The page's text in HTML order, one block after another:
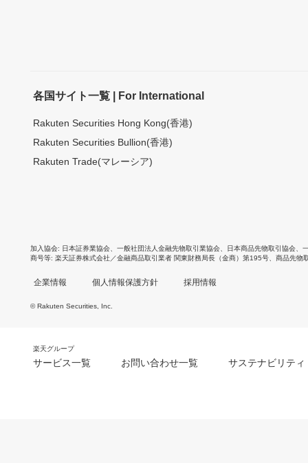
各国サイト一覧 | For International
Rakuten Securities Hong Kong(香港)
Rakuten Securities Bullion(香港)
Rakuten Trade(マレーシア)
加入協会 日本証券業協会 一般社団法人金融先物取引業協会 日本商品先物取引協会
商号等 楽天証券株式会社／金融商品取引業者 関東財務局長（金商）第195号、商品先物
企業情報 個人情報保護方針 採用情報
© Rakuten Securities, Inc.
楽天グループ
サービス一覧 お問い合わせ一覧 サステナビリティ